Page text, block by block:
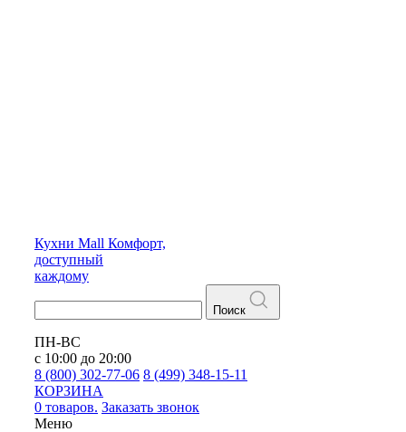
Кухни Mall Комфорт,
доступный
каждому
Поиск
ПН-ВС
с 10:00 до 20:00
8 (800) 302-77-06 8 (499) 348-15-11
КОРЗИНА
0 товаров. Заказать звонок
Меню